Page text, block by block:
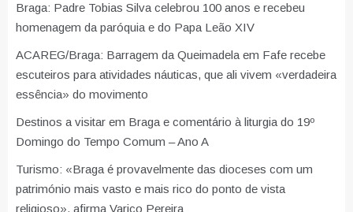
Braga: Padre Tobias Silva celebrou 100 anos e recebeu
homenagem da paróquia e do Papa Leão XIV
ACAREG/Braga: Barragem da Queimadela em Fafe recebe
escuteiros para atividades náuticas, que ali vivem «verdadeira
essência» do movimento
Destinos a visitar em Braga e comentário à liturgia do 19º
Domingo do Tempo Comum – Ano A
Turismo: «Braga é provavelmente das dioceses com um
património mais vasto e mais rico do ponto de vista
religioso», afirma Varico Pereira